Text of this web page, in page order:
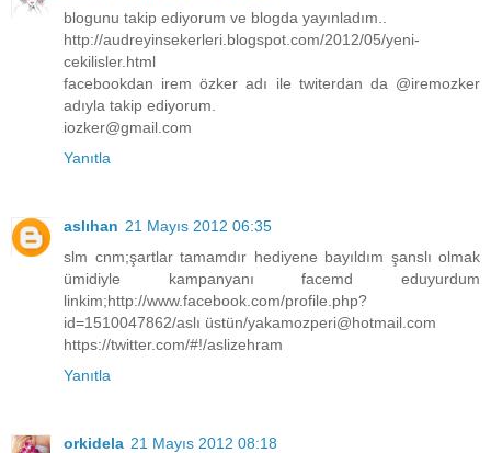
blogunu takip ediyorum ve blogda yayınladım..
http://audreyinsekerleri.blogspot.com/2012/05/yeni-
cekilisler.html
facebookdan irem özker adı ile twiterdan da @iremozker
adıyla takip ediyorum.
iozker@gmail.com
Yanıtla
aslıhan 21 Mayıs 2012 06:35
slm cnm;şartlar tamamdır hediyene bayıldım şanslı olmak
ümidiyle kampanyanı facemd eduyurdum
linkim;http://www.facebook.com/profile.php?
id=1510047862/aslı üstün/yakamozperi@hotmail.com
https://twitter.com/#!/aslizehram
Yanıtla
orkidela 21 Mayıs 2012 08:18